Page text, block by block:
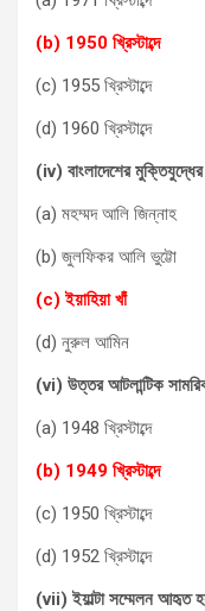
(b) 1950 খ্রিস্টাব্দে
(c) 1955 খ্রিস্টাব্দে
(d) 1960 খ্রিস্টাব্দে
(iv) বাংলাদেশের
(a) মহম্মদ আলি জিন্নাহ
(b) জুলফিকর আলি ভুট্টো
(c) ইয়াহিয়া খাঁ
(d) নুরুল আমিন
(vi) উত্তর আটলান্টিক
(a) 1948 খ্রিস্টাব্দে
(b) 1949 খ্রিস্টাব্দে
(c) 1950 খ্রিস্টাব্দে
(d) 1952 খ্রিস্টাব্দে
(vii) ইয়াল্টা সম্মেলন আহৃত